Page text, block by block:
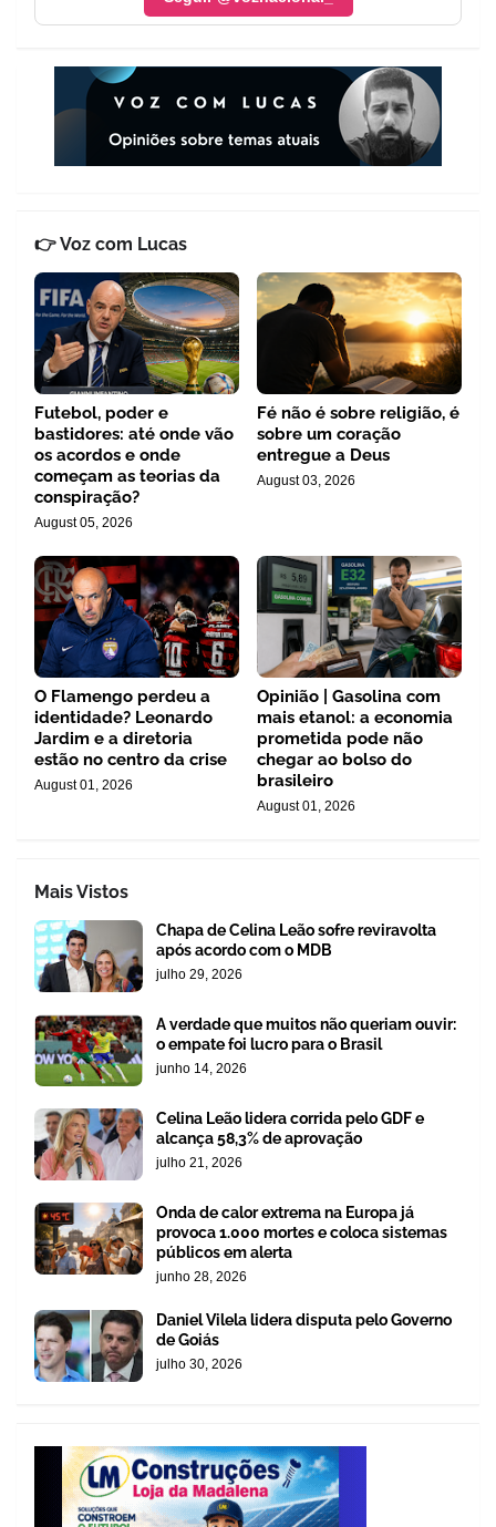
👉 Voz com Lucas
Futebol, poder e
bastidores: até onde vão
os acordos e onde
começam as teorias da
conspiração?
August 05, 2026
Fé não é sobre religião, é
sobre um coração
entregue a Deus
August 03, 2026
O Flamengo perdeu a
identidade? Leonardo
Jardim e a diretoria
estão no centro da crise
August 01, 2026
Opinião | Gasolina com
mais etanol: a economia
prometida pode não
chegar ao bolso do
brasileiro
August 01, 2026
Mais Vistos
Chapa de Celina Leão sofre reviravolta
após acordo com o MDB
julho 29, 2026
A verdade que muitos não queriam ouvir:
o empate foi lucro para o Brasil
junho 14, 2026
Celina Leão lidera corrida pelo GDF e
alcança 58,3% de aprovação
julho 21, 2026
Onda de calor extrema na Europa já
provoca 1.000 mortes e coloca sistemas
públicos em alerta
junho 28, 2026
Daniel Vilela lidera disputa pelo Governo
de Goiás
julho 30, 2026